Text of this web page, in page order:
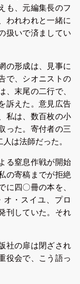
も、元編集長のフ
われわれと一緒に
扱いで済ましてい
の形成は、見事に
で、シオニストの
、末尾の二行で、
訴えた。意見広告
私は、数百枚の小
った。寄付者の三
は法師だった。
る窒息作戦が開始
の寄稿までが拒絶
に四〇冊の本を、
・スイユ、プロ
刊していた。それ
社の扉は閉ざされ
役会で、こう語っ